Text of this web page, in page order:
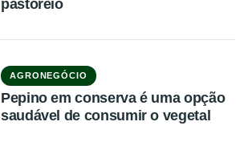
pastoreio
AGRONEGÓCIO
Pepino em conserva é uma opção
saudável de consumir o vegetal